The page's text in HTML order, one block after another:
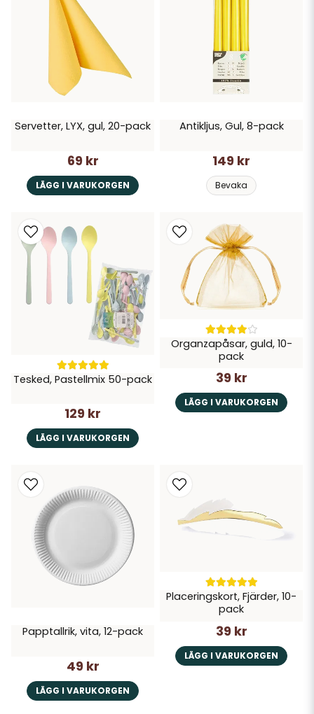
Servetter, LYX, gul, 20-pack
69 kr
LÄGG I VARUKORGEN
Antikljus, Gul, 8-pack
149 kr
Bevaka
Tesked, Pastellmix 50-pack
129 kr
LÄGG I VARUKORGEN
Organzapåsar, guld, 10-
pack
39 kr
LÄGG I VARUKORGEN
Papptallrik, vita, 12-pack
49 kr
LÄGG I VARUKORGEN
Placeringskort, Fjärder, 10-
pack
39 kr
LÄGG I VARUKORGEN